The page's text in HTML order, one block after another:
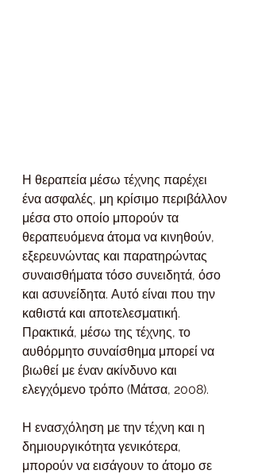
Η θεραπεία μέσω τέχνης παρέχει
ένα ασφαλές, μη κρίσιμο περιβάλλον
μέσα στο οποίο μπορούν τα
θεραπευόμενα άτομα να κινηθούν,
εξερευνώντας και παρατηρώντας
συναισθήματα τόσο συνειδητά, όσο
και ασυνείδητα. Αυτό είναι που την
καθιστά και αποτελεσματική.
Πρακτικά, μέσω της τέχνης, το
αυθόρμητο συναίσθημα μπορεί να
βιωθεί με έναν ακίνδυνο και
ελεγχόμενο τρόπο (Μάτσα, 2008).
Η ενασχόληση με την τέχνη και η
δημιουργικότητα γενικότερα,
μπορούν να εισάγουν το άτομο σε